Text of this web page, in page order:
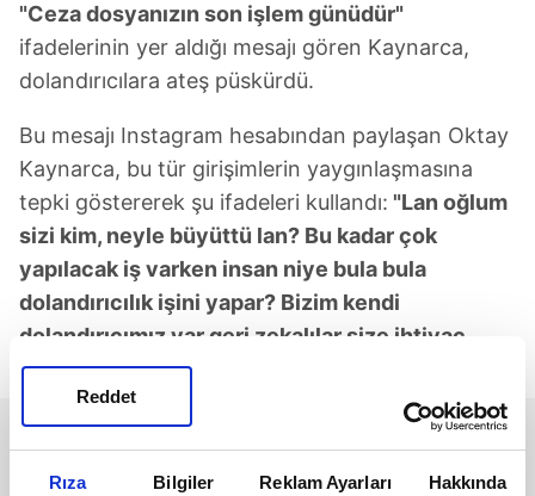
Rıza Bilgiler Reklam Ayarları Hakkında
Reddet
"Ceza dosyanızın son işlem günüdür"
ifadelerinin yer aldığı mesajı gören Kaynarca,
dolandırıcılara ateş püskürdü.
Bu mesajı Instagram hesabından paylaşan Oktay
Kaynarca, bu tür girişimlerin yaygınlaşmasına
tepki göstererek şu ifadeleri kullandı: "Lan oğlum
sizi kim, neyle büyüttü lan? Bu kadar çok
yapılacak iş varken insan niye bula bula
dolandırıcılık işini yapar? Bizim kendi
dolandırıcımız var geri zekalılar size ihtiyaç
yok"